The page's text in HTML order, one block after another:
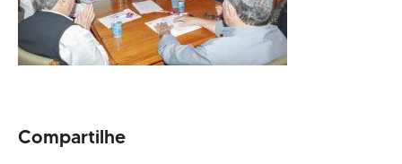
Fale com o nosso DPO
Compartilhe